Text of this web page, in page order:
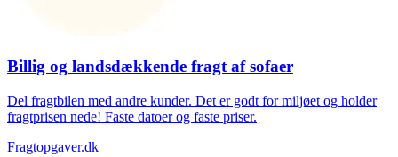
Billig og landsdækkende fragt af sofaer
Del fragtbilen med andre kunder. Det er godt for miljøet og holder
fragtprisen nede! Faste datoer og faste priser.
Fragtopgaver.dk